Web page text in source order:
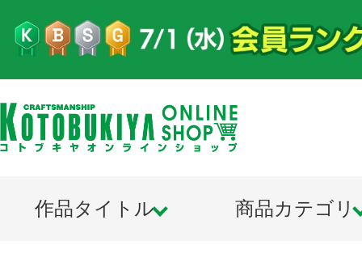
作品タイトル 商品カテゴリ